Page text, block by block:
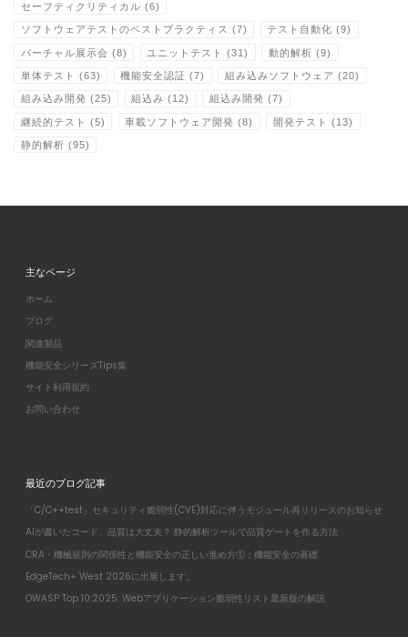
セーフティクリティカル (6)
ソフトウェアテストのベストプラクティス (7) テスト自動化 (9)
バーチャル展示会 (8) ユニットテスト (31) 動的解析 (9)
単体テスト (63) 機能安全認証 (7) 組み込みソフトウェア (20)
組み込み開発 (25) 組込み (12) 組込み開発 (7)
継続的テスト (5) 車載ソフトウェア開発 (8) 開発テスト (13)
静的解析 (95)
主なページ
ホーム
ブログ
関連製品
機能安全シリーズTips集
サイト利用規約
お問い合わせ
最近のブログ記事
「C/C++test」セキュリティ脆弱性(CVE)対応に伴うモジュール再リリースのお知らせ
AIが書いたコード、品質は大丈夫？ 静的解析ツールで品質ゲートを作る方法
CRA・機械規則の関係性と機能安全の正しい進め方①：機能安全の基礎
EdgeTech+ West 2026に出展します。
OWASP Top 10:2025: Webアプリケーション脆弱性リスト最新版の解説